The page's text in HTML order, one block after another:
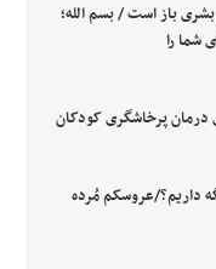
باز است / بسم الله؛
شما را
پرخاشگری کودکان
داریم؟/عروسکم مُرده